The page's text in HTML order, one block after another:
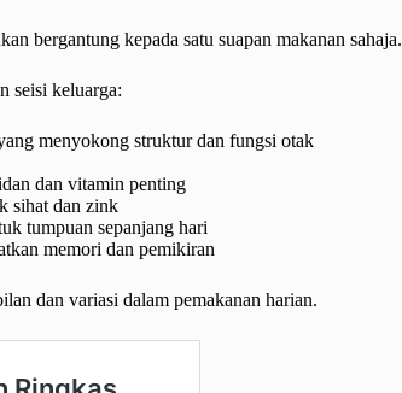
bergantung kepada satu suapan makanan sahaja.
seisi keluarga:
menyokong struktur dan fungsi otak
dan vitamin penting
sihat dan zink
tumpuan sepanjang hari
memori dan pemikiran
dan variasi dalam pemakanan harian.